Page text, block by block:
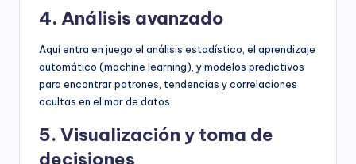
4. Análisis avanzado
Aquí entra en juego el análisis estadístico, el aprendizaje
automático (machine learning), y modelos predictivos
para encontrar patrones, tendencias y correlaciones
ocultas en el mar de datos.
5. Visualización y toma de
decisiones